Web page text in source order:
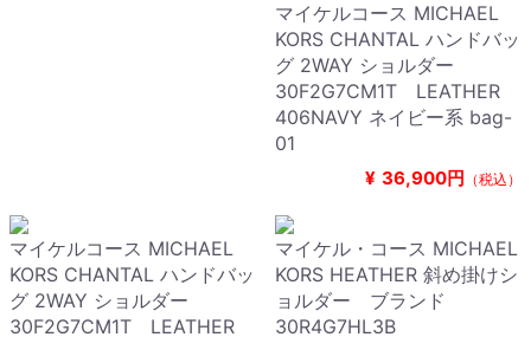
マイケルコース MICHAEL
KORS CHANTAL ハンドバッ
グ 2WAY ショルダー
30F2G7CM1T LEATHER
406NAVY ネイビー系 bag-
01
¥ 36,900円 （税込）
マイケルコース MICHAEL
KORS CHANTAL ハンドバッ
グ 2WAY ショルダー
30F2G7CM1T LEATHER
マイケル・コース MICHAEL
KORS HEATHER 斜め掛けシ
ョルダー ブランド
30R4G7HL3B